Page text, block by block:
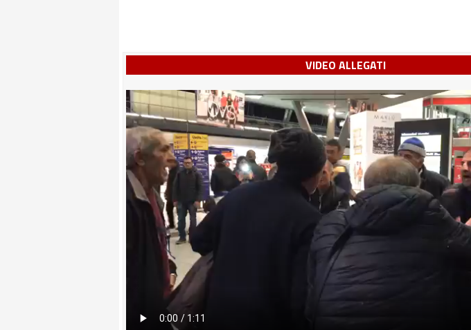
VIDEO ALLEGATI